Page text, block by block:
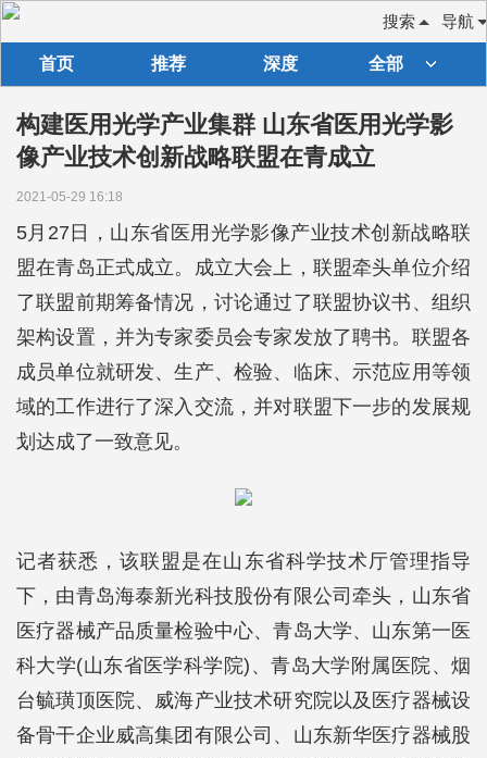
导航
搜索
首页 推荐 深度 全部
构建医用光学产业集群 山东省医用光学影
像产业技术创新战略联盟在青成立
2021-05-29 16:18
5月27日，山东省医用光学影像产业技术创新战略联
盟在青岛正式成立。成立大会上，联盟牵头单位介绍
了联盟前期筹备情况，讨论通过了联盟协议书、组织
架构设置，并为专家委员会专家发放了聘书。联盟各
成员单位就研发、生产、检验、临床、示范应用等领
域的工作进行了深入交流，并对联盟下一步的发展规
划达成了一致意见。
记者获悉，该联盟是在山东省科学技术厅管理指导
下，由青岛海泰新光科技股份有限公司牵头，山东省
医疗器械产品质量检验中心、青岛大学、山东第一医
科大学(山东省医学科学院)、青岛大学附属医院、烟
台毓璜顶医院、威海产业技术研究院以及医疗器械设
备骨干企业威高集团有限公司、山东新华医疗器械股